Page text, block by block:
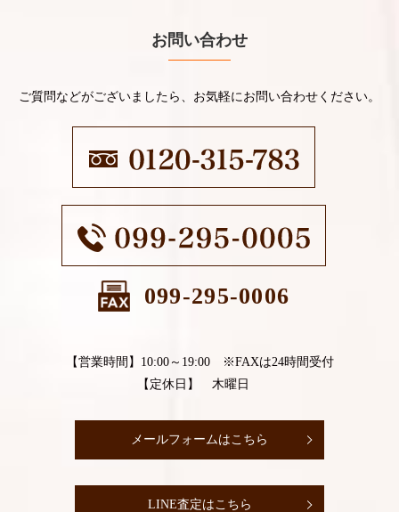
お問い合わせ
ご質問などがございましたら、お気軽にお問い合わせください。
099-295-0006
【営業時間】10:00～19:00 ※FAXは24時間受付
【定休日】 木曜日
メールフォームはこちら
LINE査定はこちら